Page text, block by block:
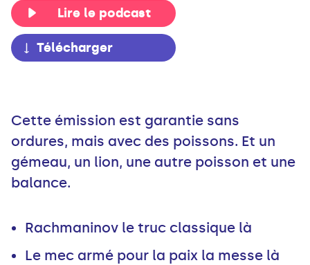
Lire le podcast
Télécharger
Cette émission est garantie sans
ordures, mais avec des poissons. Et un
gémeau, un lion, une autre poisson et une
balance.
Rachmaninov le truc classique là
Le mec armé pour la paix la messe là